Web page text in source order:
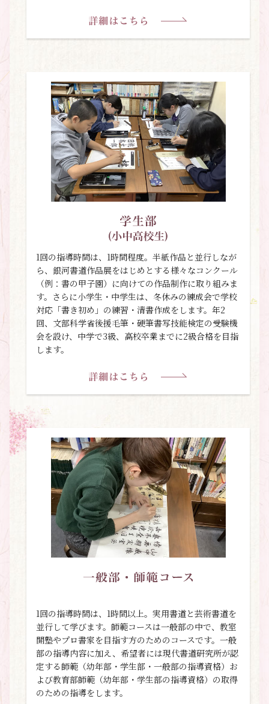
1回の指導時間は、1時間程度。半紙作品と並行しなが
ら、銀河書道作品展をはじめとする様々なコンクール
（例：書の甲子園）に向けての作品制作に取り組みま
す。さらに小学生・中学生は、冬休みの練成会で学校
対応「書き初め」の練習・清書作成をします。年2
回、文部科学省後援毛筆・硬筆書写技能検定の受験機
会を設け、中学で3級、高校卒業までに2級合格を目指
します。
1回の指導時間は、1時間以上。実用書道と芸術書道を
並行して学びます。師範コースは一般部の中で、教室
開塾やプロ書家を目指す方のためのコースです。一般
部の指導内容に加え、希望者には現代書道研究所が認
定する師範（幼年部・学生部・一般部の指導資格）お
よび教育部師範（幼年部・学生部の指導資格）の取得
のための指導をします。